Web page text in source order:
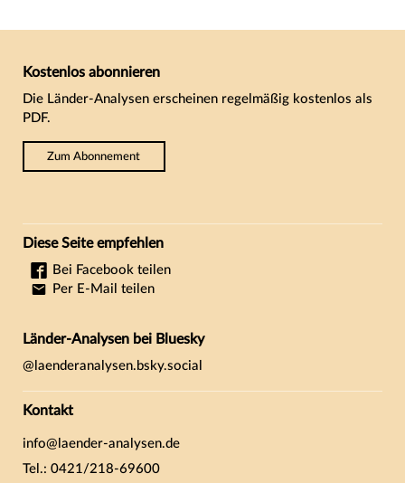
Kostenlos abonnieren
Die Länder-Analysen erscheinen regelmäßig kostenlos als
PDF.
Zum Abonnement
Diese Seite empfehlen
Bei Facebook teilen
Per E-Mail teilen
Länder-Analysen bei Bluesky
@laenderanalysen.bsky.social
Kontakt
info@laender-analysen.de
Tel.: 0421/218-69600